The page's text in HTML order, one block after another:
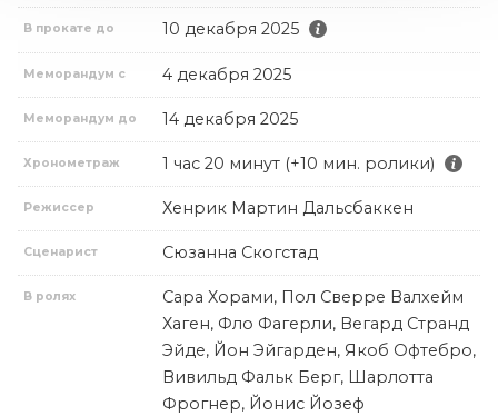
В прокате до 10 декабря 2025
Меморандум с 4 декабря 2025
Меморандум до 14 декабря 2025
Хронометраж 1 час 20 минут (+10 мин. ролики)
Режиссер Хенрик Мартин Дальсбаккен
Сценарист Сюзанна Скогстад
В ролях
Сара Хорами, Пол Сверре Валхейм
Хаген, Фло Фагерли, Вегард Странд
Эйде, Йон Эйгарден, Якоб Офтебро,
Вивильд Фальк Берг, Шарлотта
Фрогнер, Йонис Йозеф